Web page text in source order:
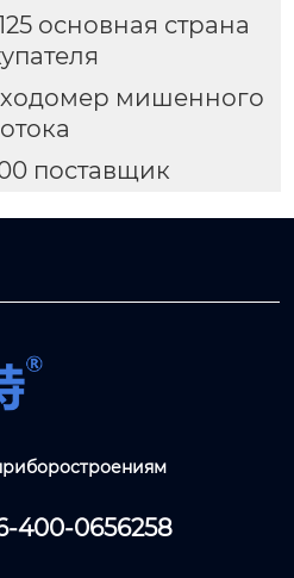
основная страна
мишенного
поставщик
400-0656258